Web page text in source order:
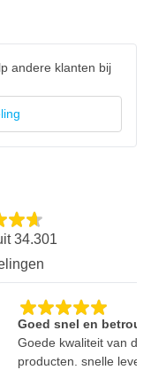
andere klanten bij
34.301
Goed snel en
Goede kwaliteit van de
producten. snelle